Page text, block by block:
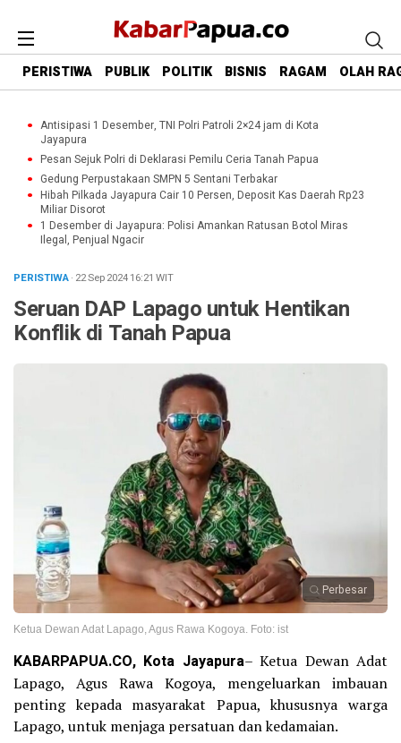
PERISTIWA PUBLIK POLITIK BISNIS RAGAM OLAH
Antisipasi 1 Desember, TNI Polri Patroli 2×24 jam di Kota
Jayapura
Pesan Sejuk Polri di Deklarasi Pemilu Ceria Tanah Papua
Gedung Perpustakaan SMPN 5 Sentani Terbakar
Hibah Pilkada Jayapura Cair 10 Persen, Deposit Kas Daerah Rp23
Miliar Disorot
1 Desember di Jayapura: Polisi Amankan Ratusan Botol Miras
Ilegal, Penjual Ngacir
PERISTIWA· 22 Sep 202416:21 WIT
Seruan DAP Lapago untuk Hentikan
Konflik di Tanah Papua
Perbesar
Ketua Dewan Adat Lapago, Agus Rawa Kogoya. Foto: ist
KABARPAPUA.CO, Kota Jayapura– Ketua Dewan Adat
Lapago, Agus Rawa Kogoya, mengeluarkan imbauan
penting kepada masyarakat Papua, khususnya warga
Lapago, untuk menjaga persatuan dan kedamaian.